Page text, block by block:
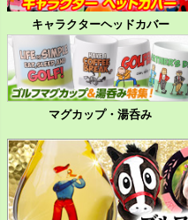
キャラクターヘッドカバー
マグカップ・湯呑み